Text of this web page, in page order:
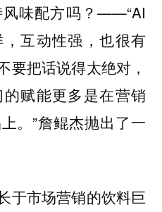
风味配方吗？——“AI
互动性强，也很有
要把话说得太绝对，
赋能更多是在营销
。 ”詹鲲杰抛出了一
于市场营销的饮料巨